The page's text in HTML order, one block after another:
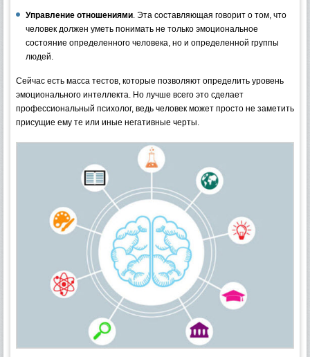
Управление отношениями. Эта составляющая говорит о том, что
человек должен уметь понимать не только эмоциональное
состояние определенного человека, но и определенной группы
людей.
Сейчас есть масса тестов, которые позволяют определить уровень
эмоционального интеллекта. Но лучше всего это сделает
профессиональный психолог, ведь человек может просто не заметить
присущие ему те или иные негативные черты.